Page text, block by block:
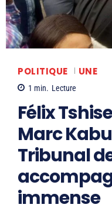
POLITIQUE UNE
1 min. Lecture
Félix
Marc
Tribunal
immense